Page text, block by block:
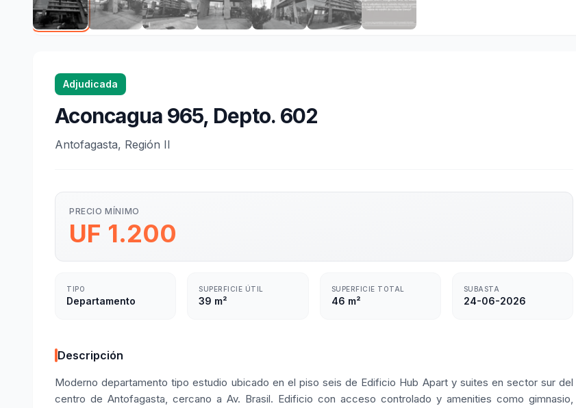
Adjudicada
Aconcagua 965, Depto. 602
Antofagasta, Región II
PRECIO MÍNIMO
UF 1.200
TIPO
Departamento
SUPERFICIE ÚTIL
39 m²
SUPERFICIE TOTAL
46 m²
SUBASTA
24-06-2026
Descripción
Moderno departamento tipo estudio ubicado en el piso seis de Edificio Hub Apart y suites en sector sur del
centro de Antofagasta, cercano a Av. Brasil. Edificio con acceso controlado y amenities como gimnasio,